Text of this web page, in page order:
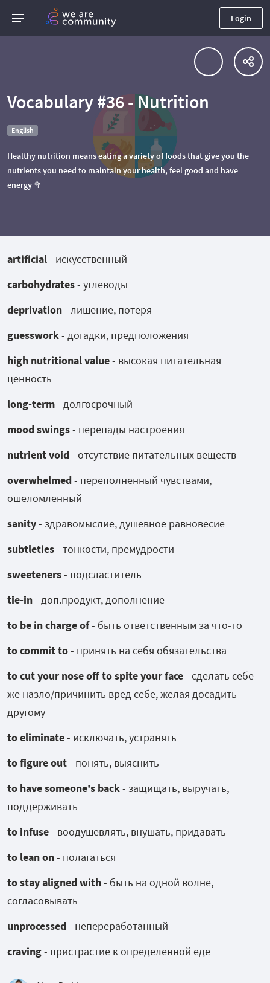
Login
Vocabulary #36 - Nutrition
English
Healthy nutrition means eating a variety of foods that give you the
nutrients you need to maintain your health, feel good and have
energy 🥦
artificial- искусственный
carbohydrates- углеводы
deprivation- лишение, потеря
guesswork- догадки, предположения
high nutritional value- высокая питательная
ценность
long-term- долгосрочный
mood swings- перепады настроения
nutrient void- отсутствие питательных веществ
overwhelmed- переполненный чувствами,
ошеломленный
sanity- здравомыслие, душевное равновесие
subtleties- тонкости, премудрости
sweeteners- подсластитель
tie-in- доп.продукт, дополнение
to be in charge of- быть ответственным за что-то
to commit to- принять на себя обязательства
to cut your nose off to spite your face- сделать себе
же назло/причинить вред себе, желая досадить
другому
to eliminate- исключать, устранять
to figure out- понять, выяснить
to have someone's back- защищать, выручать,
поддерживать
to infuse- воодушевлять, внушать, придавать
to lean on- полагаться
to stay aligned with- быть на одной волне,
согласовывать
unprocessed- непереработанный
сraving- пристрастие к определенной еде